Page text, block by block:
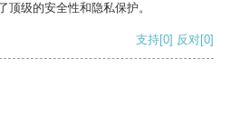
级的安全性和隐私保护。
支持[0] 反对[0]